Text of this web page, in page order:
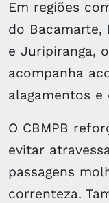
Em regiões
do Bacamarte,
e Juripiranga,
acompanha
alagamentos
O CBMPB
evitar
passagens
correnteza.